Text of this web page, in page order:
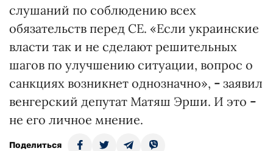
слушаний по соблюдению всех
обязательств перед СЕ. «Если украинские
власти так и не сделают решительных
шагов по улучшению ситуации, вопрос о
санкциях возникнет однозначно», - заявил
венгерский депутат Матяш Эрши. И это -
не его личное мнение.
Поделиться